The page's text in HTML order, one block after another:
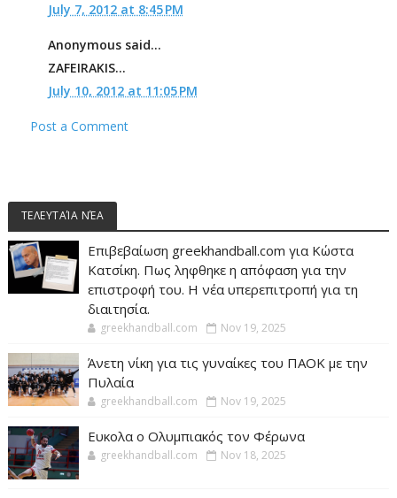
July 7, 2012 at 8:45 PM
Anonymous said...
ZAFEIRAKIS...
July 10, 2012 at 11:05 PM
Post a Comment
ΤΕΛΕΥΤΑΊΑ ΝΈΑ
Επιβεβαίωση greekhandball.com για Κώστα
Κατσίκη. Πως ληφθηκε η απόφαση για την
επιστροφή του. Η νέα υπερεπιτροπή για τη
διαιτησία.
greekhandball.com Nov 19, 2025
Άνετη νίκη για τις γυναίκες του ΠΑΟΚ με την
Πυλαία
greekhandball.com Nov 19, 2025
Ευκολα ο Ολυμπιακός τον Φέρωνα
greekhandball.com Nov 18, 2025